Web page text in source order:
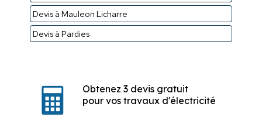
Devis à Mauleon Licharre
Devis à Pardies
Obtenez 3 devis gratuit
pour vos travaux d'électricité